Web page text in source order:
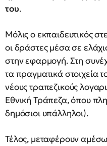
του.
Μόλις ο εκπαιδευτικός
οι δράστες μέσα σε
στην εφαρμογή. Στη
τα πραγματικά στοιχεία
νέους τραπεζικούς
Εθνική Τράπεζα, όπου
δημόσιοι υπάλληλοι).
Τέλος, μεταφέρουν